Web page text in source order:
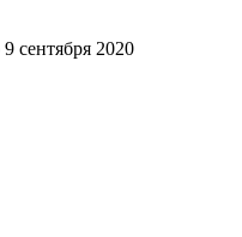
9 сентября 2020